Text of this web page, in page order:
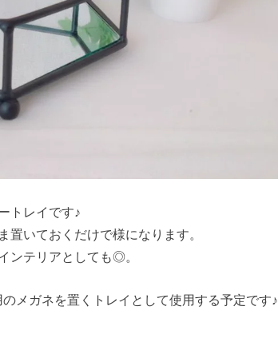
トレイです♪
いておくだけで様になります。
ンテリアとしても◎。
メガネを置くトレイとして使用する予定です♪